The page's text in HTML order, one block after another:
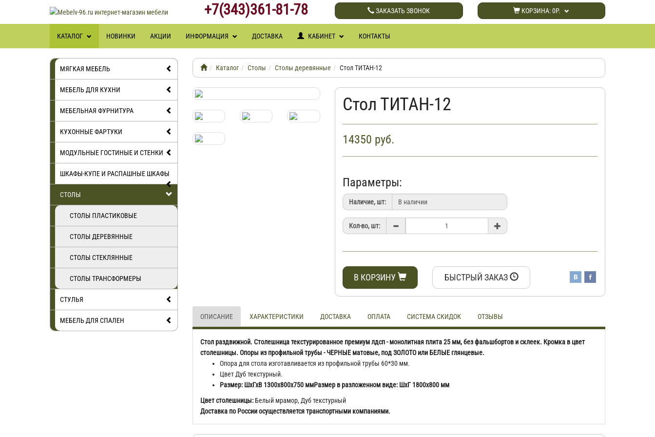
+7(343)361-81-78 ЗАКАЗАТЬ ЗВОНОК КОРЗИНА:0Р.
КАТАЛОГ НОВИНКИ АКЦИИ ИНФОРМАЦИЯ ДОСТАВКА КАБИНЕТ КОНТАКТЫ
МЯГКАЯ МЕБЕЛЬ
МЕБЕЛЬ ДЛЯ КУХНИ
МЕБЕЛЬНАЯ ФУРНИТУРА
КУХОННЫЕ ФАРТУКИ
МОДУЛЬНЫЕ ГОСТИНЫЕ И СТЕНКИ
ШКАФЫ-КУПЕ И РАСПАШНЫЕ ШКАФЫ
СТОЛЫ
СТОЛЫ ПЛАСТИКОВЫЕ
СТОЛЫ ДЕРЕВЯННЫЕ
СТОЛЫ СТЕКЛЯННЫЕ
СТОЛЫ ТРАНСФОРМЕРЫ
СТУЛЬЯ
МЕБЕЛЬ ДЛЯ СПАЛЕН
Каталог Столы Столы деревянные Стол ТИТАН-12
Стол ТИТАН-12
14350 руб.
Параметры:
Наличие, шт:
Кол-во, шт:
В КОРЗИНУ БЫСТРЫЙ ЗАКАЗ
ОПИСАНИЕ ХАРАКТЕРИСТИКИ ДОСТАВКА ОПЛАТА СИСТЕМА СКИДОК ОТЗЫВЫ
Стол раздвижной. Столешница текстурированное премиум лдсп - монолитная плита 25 мм, без фальшбортов и склеек. Кромка в цвет
столешницы. Опоры из профильной трубы - ЧЕРНЫЕ матовые, под ЗОЛОТО или БЕЛЫЕ глянцевые.
Опора для стола изготавливается из профильной трубы 60*30 мм.
Цвет Дуб текстурный.
Размер: ШхГхВ 1300х800х750 ммРазмер в разложенном виде: ШхГ 1800х800 мм
Цвет столешницы: Белый мрамор, Дуб текстурный
Доставка по России осуществляется транспортными компаниями.